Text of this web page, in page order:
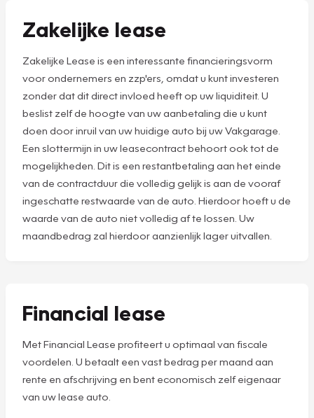
Zakelijke lease
Zakelijke Lease is een interessante financieringsvorm
voor ondernemers en zzp'ers, omdat u kunt investeren
zonder dat dit direct invloed heeft op uw liquiditeit. U
beslist zelf de hoogte van uw aanbetaling die u kunt
doen door inruil van uw huidige auto bij uw Vakgarage.
Een slottermijn in uw leasecontract behoort ook tot de
mogelijkheden. Dit is een restantbetaling aan het einde
van de contractduur die volledig gelijk is aan de vooraf
ingeschatte restwaarde van de auto. Hierdoor hoeft u de
waarde van de auto niet volledig af te lossen. Uw
maandbedrag zal hierdoor aanzienlijk lager uitvallen.
Financial lease
Met Financial Lease profiteert u optimaal van fiscale
voordelen. U betaalt een vast bedrag per maand aan
rente en afschrijving en bent economisch zelf eigenaar
van uw lease auto.